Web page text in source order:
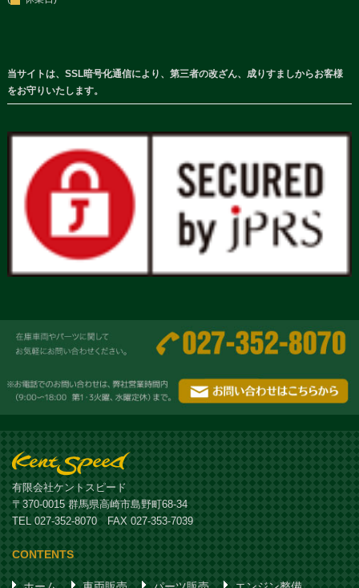
当サイトは、SSL暗号化通信により、第三者の改ざん、成りすましからお客様
をお守りいたします。
有限会社ケントスピード
〒370-0015 群馬県高崎市島野町68-34
TEL 027-352-8070 FAX 027-353-7039
CONTENTS